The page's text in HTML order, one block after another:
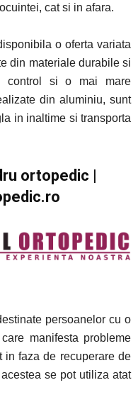
cat si in afara.
o oferta variata
din materiale durabile si
control si o mai mare
din aluminiu, sunt
in inaltime si transporta
ortopedic |
persoanelor cu o
manifesta probleme
in faza de recuperare de
se pot utiliza atat